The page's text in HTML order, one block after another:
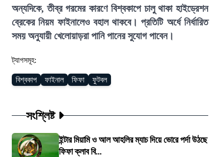
অন্যদিকে, তীব্র গরমের কারণে বিশ্বকাপে চালু থাকা হাইড্রেশন
ব্রেকের নিয়ম ফাইনালেও বহাল থাকবে। প্রতিটি অর্ধে নির্ধারিত
সময় অনুযায়ী খেলোয়াড়রা পানি পানের সুযোগ পাবেন।
ট্যাগসমূহ:
বিশ্বকাপ ফাইনাল ফিফা ফুটবল
সংশ্লিষ্ট
ইন্টার মিয়ামি ও আল আহলির ম্যাচ দিয়ে ভোরে পর্দা উঠছে
ফিফা ক্লাব বি...